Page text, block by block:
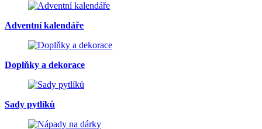
Adventní kalendáře
Doplňky a dekorace
Sady pytlíků